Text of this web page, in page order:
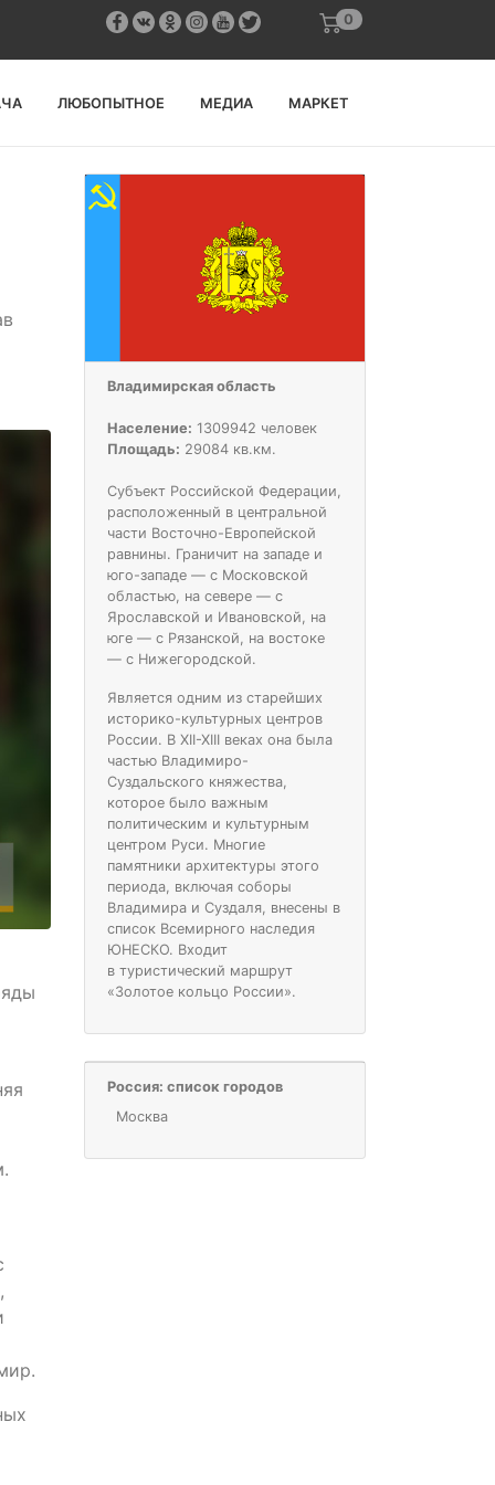
0
ЛЮБОПЫТНОЕ МЕДИА МАРКЕТ
Владимирская область
Население: 1309942 человек
Площадь: 29084 кв.км.
Субъект Российской Федерации,
расположенный в центральной
части Восточно-Европейской
равнины. Граничит на западе и
юго-западе — с Московской
областью, на севере — с
Ярославской и Ивановской, на
юге — с Рязанской, на востоке
— с Нижегородской.
Является одним из старейших
историко-культурных центров
России. В XII-XIII веках она была
частью Владимиро-
Суздальского княжества,
которое было важным
политическим и культурным
центром Руси. Многие
памятники архитектуры этого
периода, включая соборы
Владимира и Суздаля, внесены в
список Всемирного наследия
ЮНЕСКО. Входит
в туристический маршрут
«Золотое кольцо России».
Россия: список городов
Москва